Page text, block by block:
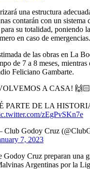
una estructura
contarán con un sistema
su totalidad, poniendo
en caso de emergencias.
de las obras en La
de 7 a 8 meses,
Feliciano Gambarte.
A CASA!
PARTE DE LA
zEgPvSKn7e
Godoy Cruz
7, 2023
Godoy Cruz preparan una
Argentinas por la